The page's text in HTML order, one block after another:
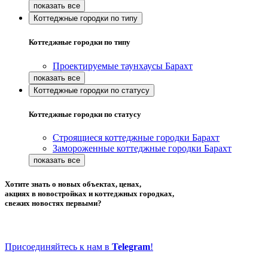
Коттеджные городки по типу
Коттеджные городки по типу
Проектируемые таунхаусы Барахт
Коттеджные городки по статусу
Коттеджные городки по статусу
Строящиеся коттеджные городки Барахт
Замороженные коттеджные городки Барахт
Хотите знать о новых объектах, ценах,
акциях в новостройках и коттеджных городках,
свежих новостях первыми?
Присоединяйтесь к нам в Telegram!